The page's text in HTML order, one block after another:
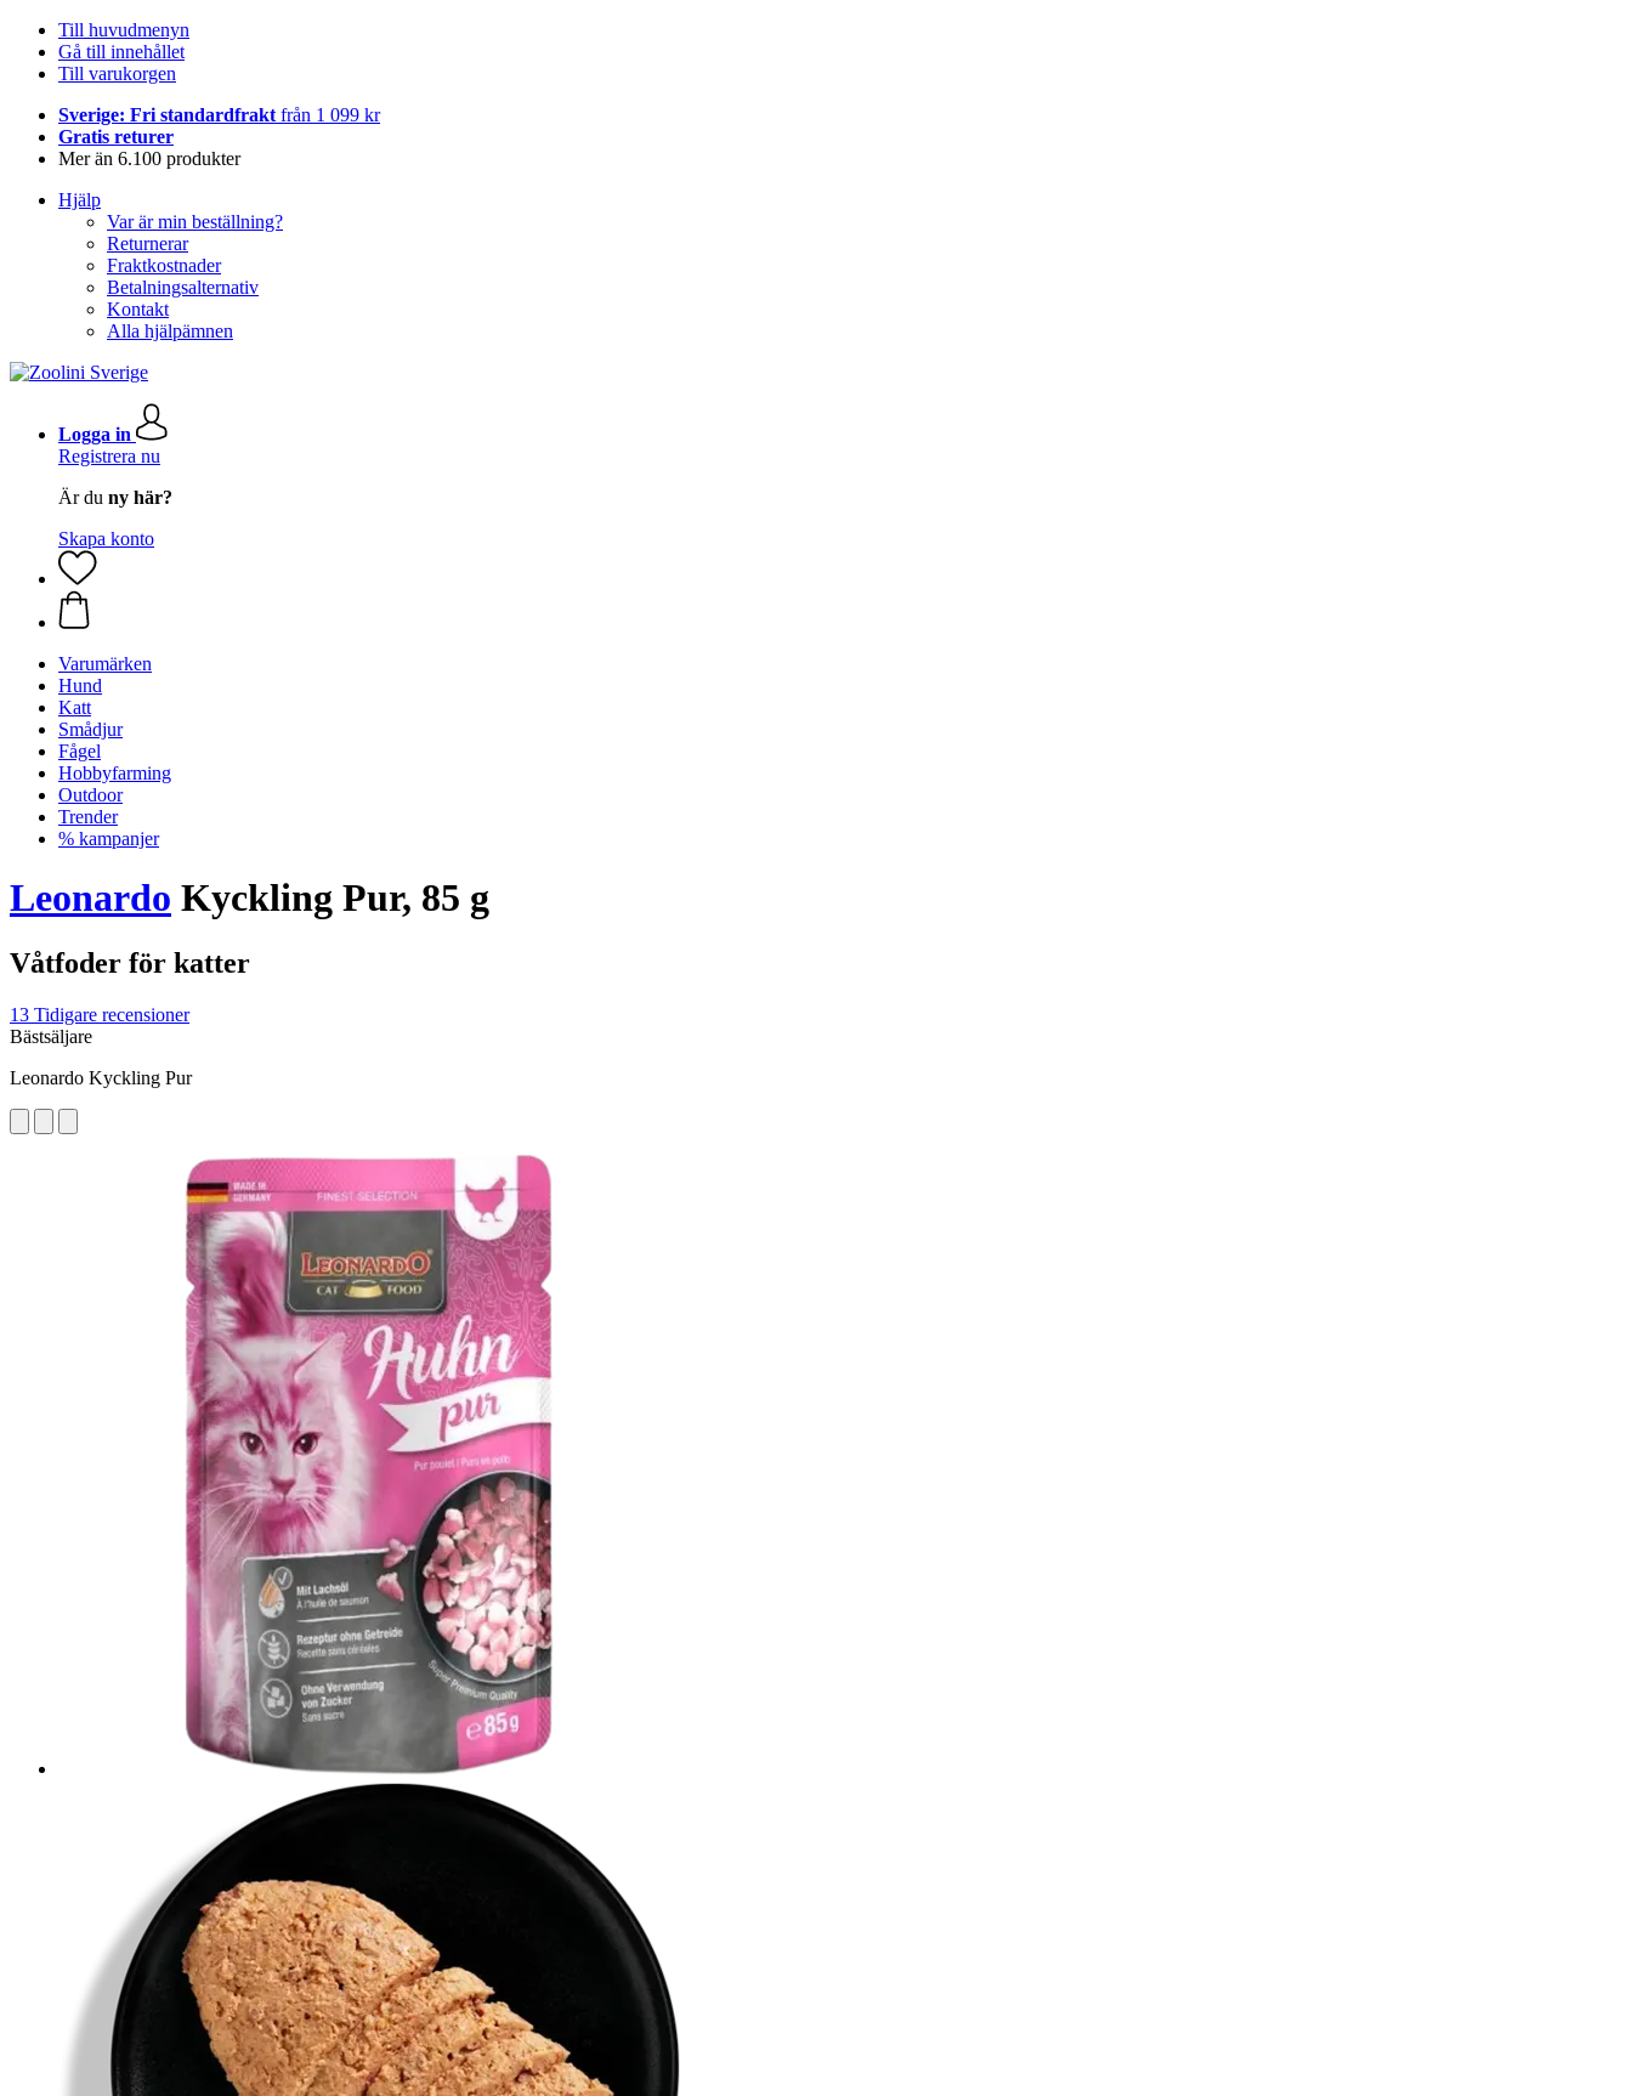
Till huvudmenyn
Gå till innehållet
Till varukorgen
Sverige: Fri standardfrakt från 1 099 kr
Gratis returer
Mer än 6.100 produkter
Hjälp
Var är min beställning?
Returnerar
Fraktkostnader
Betalningsalternativ
Kontakt
Alla hjälpämnen
Logga in
Registrera nu
Är du ny här?
Skapa konto
Varumärken
Hund
Katt
Smådjur
Fågel
Hobbyfarming
Outdoor
Trender
% kampanjer
Leonardo Kyckling Pur, 85 g
Våtfoder för katter
13 Tidigare recensioner
Bästsäljare
Leonardo Kyckling Pur